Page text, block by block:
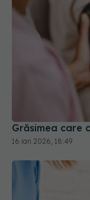
Grăsimea care